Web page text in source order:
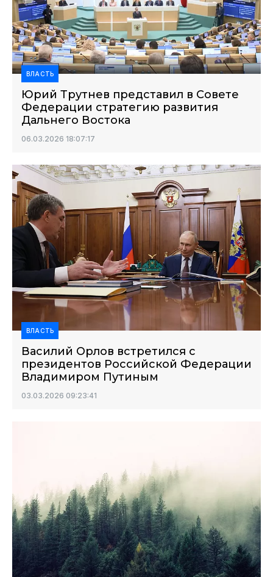
ВЛАСТЬ
Юрий Трутнев представил в Совете
Федерации стратегию развития
Дальнего Востока
06.03.2026 18:07:17
ВЛАСТЬ
Василий Орлов встретился с
президентов Российской Федерации
Владимиром Путиным
03.03.2026 09:23:41